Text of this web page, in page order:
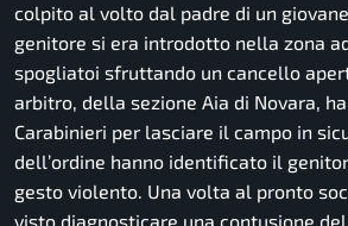
colpito al volto dal padre di un
genitore si era introdotto nella zona
spogliatoi sfruttando un cancello
arbitro, della sezione Aia di Novara,
Carabinieri per lasciare il campo in
dell’ordine hanno identificato il
gesto violento. Una volta al pronto
visto diagnosticare una contusione